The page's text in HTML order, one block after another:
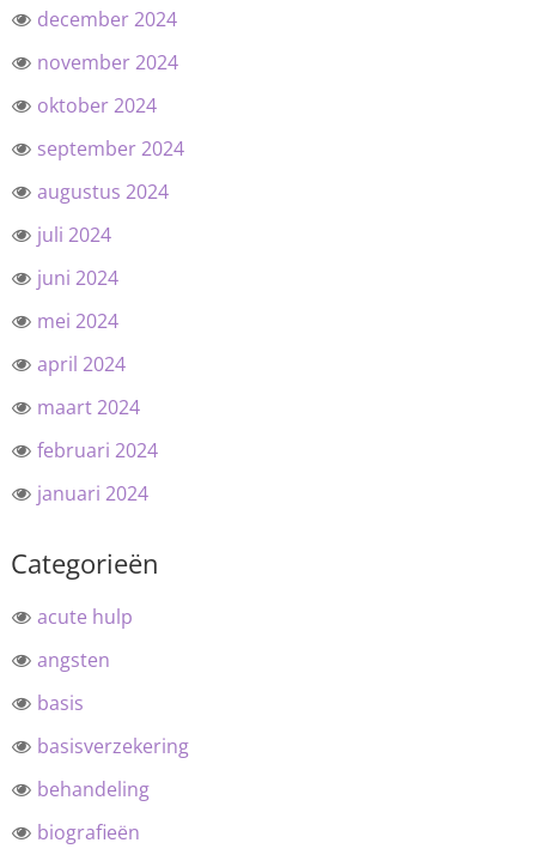
december 2024
november 2024
oktober 2024
september 2024
augustus 2024
juli 2024
juni 2024
mei 2024
april 2024
maart 2024
februari 2024
januari 2024
Categorieën
acute hulp
angsten
basis
basisverzekering
behandeling
biografieën